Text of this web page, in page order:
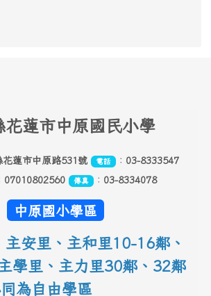
花蓮市中原國民小學
花蓮市中原路531號 電話 ： 03-8333547
07010802560 傳真 ： 03-8334078
中原國小學區
主安里、主和里10-16鄰 、
學里、主力里30鄰 、 32鄰
為自由學區